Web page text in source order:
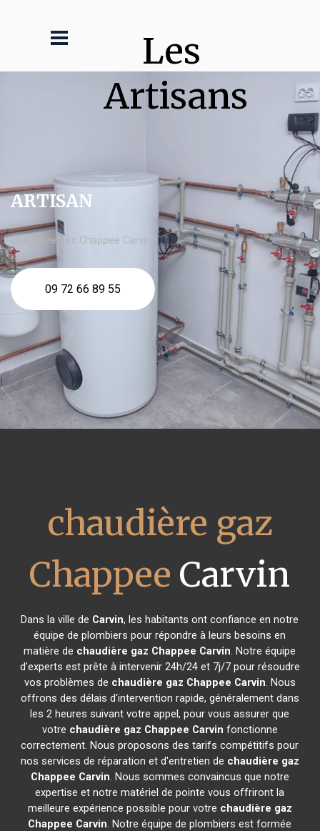
Les
Artisans
ARTISAN
chaudière gaz Chappee Carvin
09 72 66 89 55
chaudière gaz
Chappee Carvin
Dans la ville de Carvin, les habitants ont confiance en notre
équipe de plombiers pour répondre à leurs besoins en
matière de chaudière gaz Chappee Carvin. Notre équipe
d'experts est prête à intervenir 24h/24 et 7j/7 pour résoudre
vos problèmes de chaudière gaz Chappee Carvin. Nous
offrons des délais d'intervention rapide, généralement dans
les 2 heures suivant votre appel, pour vous assurer que
votre chaudière gaz Chappee Carvin fonctionne
correctement. Nous proposons des tarifs compétitifs pour
nos services de réparation et d'entretien de chaudière gaz
Chappee Carvin. Nous sommes convaincus que notre
expertise et notre matériel de pointe vous offriront la
meilleure expérience possible pour votre chaudière gaz
Chappee Carvin. Notre équipe de plombiers est formée